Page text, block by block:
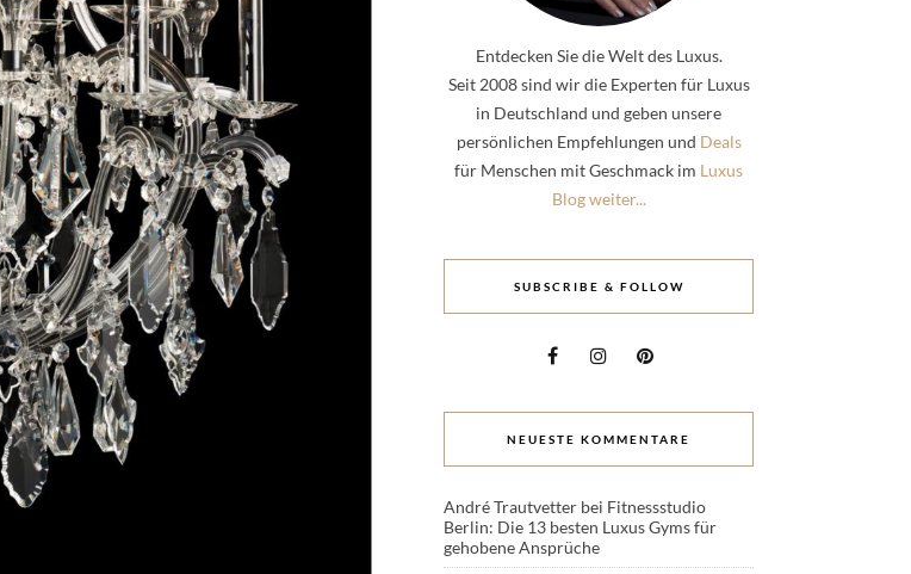
Entdecken Sie die Welt des Luxus.
Seit 2008 sind wir die Experten für Luxus
in Deutschland und geben unsere
persönlichen Empfehlungen und Deals
für Menschen mit Geschmack im Luxus
Blog weiter...
SUBSCRIBE & FOLLOW
NEUESTE KOMMENTARE
André Trautvetter bei Fitnessstudio
Berlin: Die 13 besten Luxus Gyms für
gehobene Ansprüche